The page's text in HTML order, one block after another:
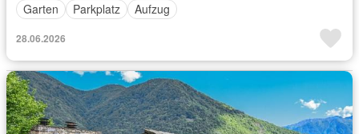
Garten
Parkplatz Aufzug
28.06.2026